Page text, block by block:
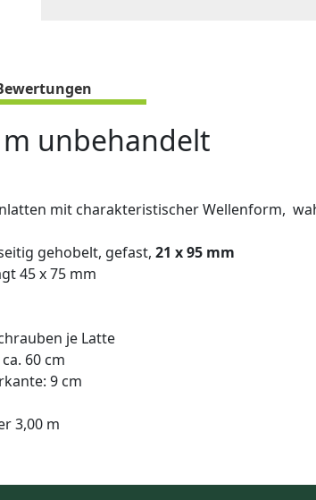
m unbehandelt
mit charakteristischer Wellenform,
gehobelt, gefast, 21 x 95 mm
45 x 75 mm
je Latte
60 cm
9 cm
3,00 m